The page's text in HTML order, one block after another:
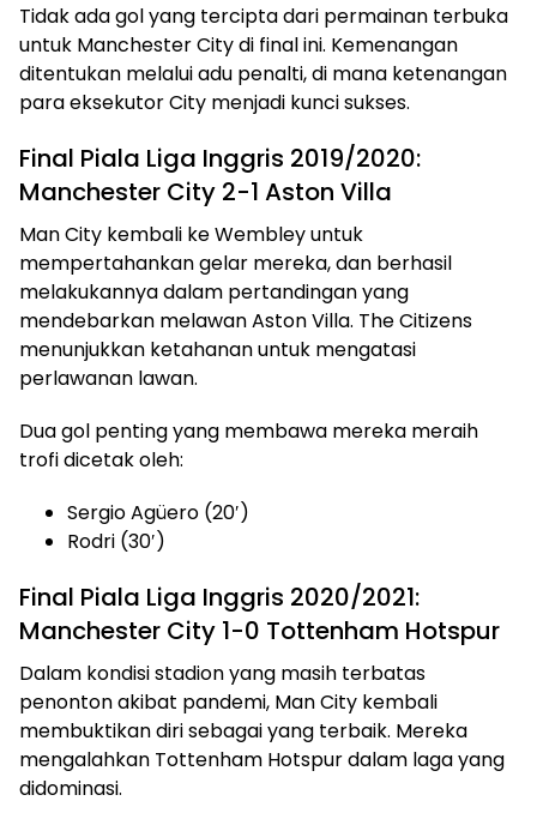
Tidak ada gol yang tercipta dari permainan terbuka
untuk Manchester City di final ini. Kemenangan
ditentukan melalui adu penalti, di mana ketenangan
para eksekutor City menjadi kunci sukses.
Final Piala Liga Inggris 2019/2020:
Manchester City 2-1 Aston Villa
Man City kembali ke Wembley untuk
mempertahankan gelar mereka, dan berhasil
melakukannya dalam pertandingan yang
mendebarkan melawan Aston Villa. The Citizens
menunjukkan ketahanan untuk mengatasi
perlawanan lawan.
Dua gol penting yang membawa mereka meraih
trofi dicetak oleh:
Sergio Agüero (20′)
Rodri (30′)
Final Piala Liga Inggris 2020/2021:
Manchester City 1-0 Tottenham Hotspur
Dalam kondisi stadion yang masih terbatas
penonton akibat pandemi, Man City kembali
membuktikan diri sebagai yang terbaik. Mereka
mengalahkan Tottenham Hotspur dalam laga yang
didominasi.